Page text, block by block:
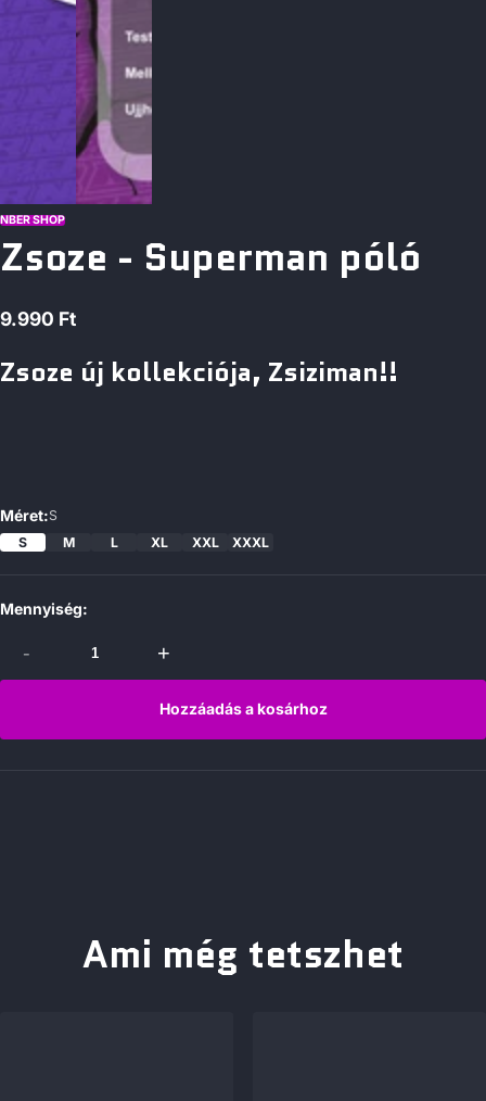
NBER SHOP
Zsoze - Superman póló
Normál
9.990 Ft
Zsoze új kollekciója, Zsiziman!!
Méret:S
S
M L XL XXL XXXL
Mennyiség:
- +
Hozzáadás a kosárhoz
Ami még tetszhet